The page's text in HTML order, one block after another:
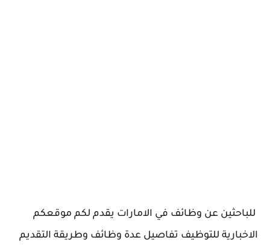
للباحثين عن وظائف في الامارات يقدم لكم موقعكم
الاخبارية للتوظيف تفاصيل عدة وظائف وطريقة التقديم